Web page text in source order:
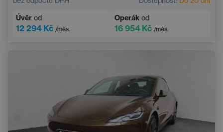
Dotykový displej Sportovní volant
Úvěr od
12 294 Kč /měs.
Operák od
16 954 Kč /měs.